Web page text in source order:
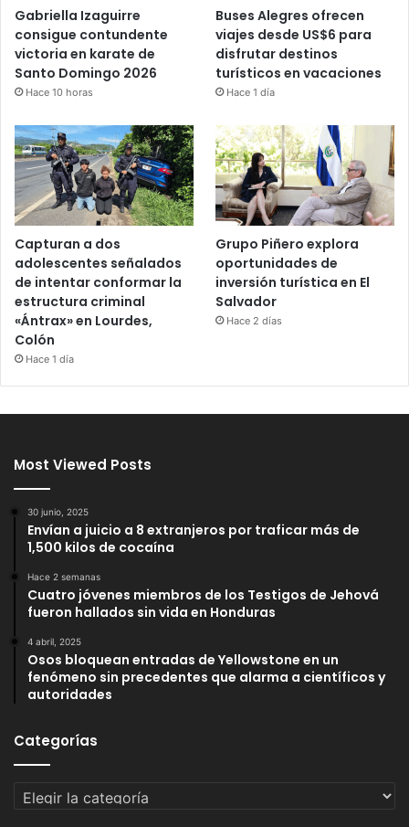
Gabriella Izaguirre
consigue contundente
victoria en karate de
Santo Domingo 2026
Hace 10 horas
Buses Alegres ofrecen
viajes desde US$6 para
disfrutar destinos
turísticos en vacaciones
Hace 1 día
Capturan a dos
adolescentes señalados
de intentar conformar la
estructura criminal
«Ántrax» en Lourdes,
Colón
Hace 1 día
Grupo Piñero explora
oportunidades de
inversión turística en El
Salvador
Hace 2 días
Most Viewed Posts
30 junio, 2025
Envían a juicio a 8 extranjeros por traficar más de
1,500 kilos de cocaína
Hace 2 semanas
Cuatro jóvenes miembros de los Testigos de Jehová
fueron hallados sin vida en Honduras
4 abril, 2025
Osos bloquean entradas de Yellowstone en un
fenómeno sin precedentes que alarma a científicos y
autoridades
Categorías
Categorías